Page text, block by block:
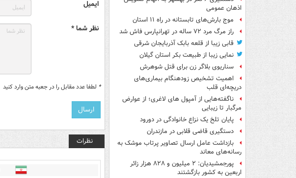
اذهان عمومی
موج بارش‌های تابستانه در راه ۱۱ استان
راز مرگ مرد ۷۲ ساله در تهرانپارس فاش شد
قابی زیبا از قلعه بابک آذربایجان شرقی
نمایی زیبا از طبیعت بکر استان گیلان
سناریوی بلاگر زن برای قتل شوهرش
اهمیت تشخیص زودهنگام بیماری‌های
دریچه‌ای قلب
ناگفته‌هایی از آمپول های لاغری؛ از عوارض
مرگبار تا زیبایی
پایان تلخ یک نزاع خانوادگی در دورود
دستگیری قاضی قلابی در مازندران
بازداشت عامل ارسال تصاویر پرتاب موشک به
رسانه‌های معاند
پورجمشیدیان: ۲ میلیون و ۸۲۸ هزار زائر
اربعین به کشور بازگشتند
ایمیل
نظر شما *
* لطفا عدد مقابل را در جعبه متن وارد کنید
نظرات